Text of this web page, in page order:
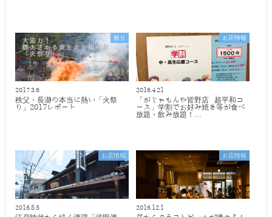
祭り
2017.3.6
秩父・長瀞の本当に熱い「火祭
り」2017レポート
お店情報
2016.4.21
「がじゃもんや皆野店 超平和コ
ース」学割でお好み焼き等が食べ
放題・飲み放題！…
お店情報
2016.8.5
お店情報
2016.12.1